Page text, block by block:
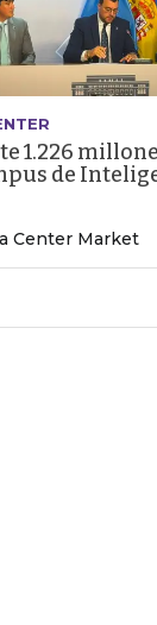
1.226
de
Center Market